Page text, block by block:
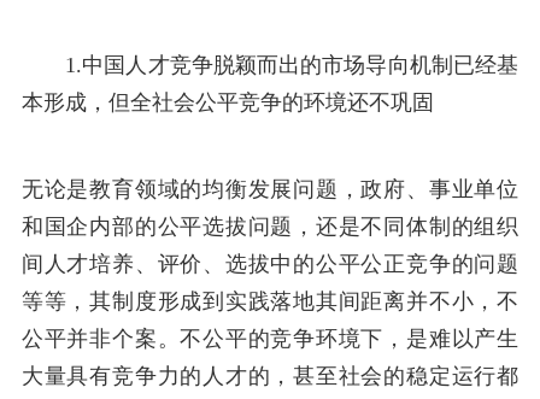
1.中国人才竞争脱颖而出的市场导向机制已经基
本形成，但全社会公平竞争的环境还不巩固
无论是教育领域的均衡发展问题，政府、事业单位
和国企内部的公平选拔问题，还是不同体制的组织
间人才培养、评价、选拔中的公平公正竞争的问题
等等，其制度形成到实践落地其间距离并不小，不
公平并非个案。不公平的竞争环境下，是难以产生
大量具有竞争力的人才的，甚至社会的稳定运行都